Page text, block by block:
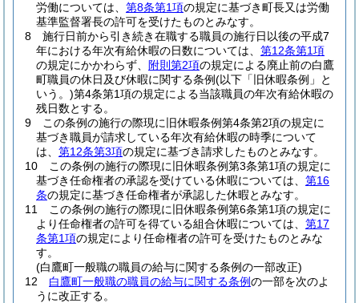
労働については、 第8条第1項の規定に基づき町長又は労働
基準監督署長の許可を受けたものとみなす。
8
施行日前から引き続き在職する職員の施行日以後の平成7
年における年次有給休暇の日数については、 第12条第1項
の規定にかかわらず、
附則第2項の規定による廃止前の白鷹
町職員の休日及び休暇に関する条例(以下「旧休暇条例」と
いう。)第4条第1項の規定による当該職員の年次有給休暇の
残日数とする。
9
この条例の施行の際現に旧休暇条例第4条第2項の規定に
基づき職員が請求している年次有給休暇の時季について
は、 第12条第3項の規定に基づき請求したものとみなす。
10
この条例の施行の際現に旧休暇条例第3条第1項の規定に
基づき任命権者の承認を受けている休暇については、 第16
条の規定に基づき任命権者が承認した休暇とみなす。
11
この条例の施行の際現に旧休暇条例第6条第1項の規定に
より任命権者の許可を得ている組合休暇については、 第17
条第1項の規定により任命権者の許可を受けたものとみな
す。
(白鷹町一般職の職員の給与に関する条例の一部改正)
12
白鷹町一般職の職員の給与に関する条例の一部を次のよ
うに改正する。